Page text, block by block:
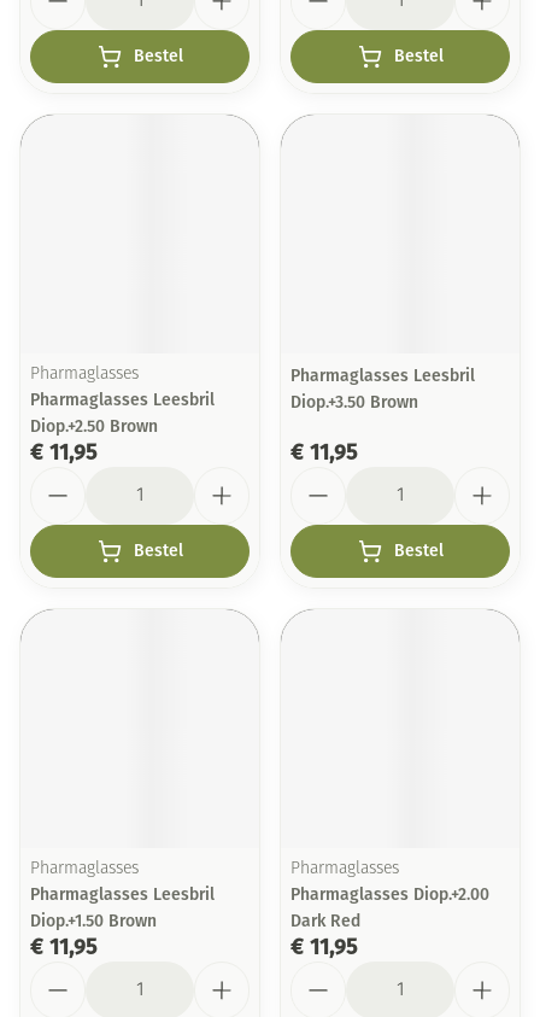
Bestel Bestel
Pharmaglasses
Pharmaglasses Leesbril
Diop.+2.50 Brown
€ 11,95
Bestel
Pharmaglasses Leesbril
Diop.+3.50 Brown
€ 11,95
Bestel
Pharmaglasses
Pharmaglasses Leesbril
Diop.+1.50 Brown
€ 11,95
Pharmaglasses
Pharmaglasses Diop.+2.00
Dark Red
€ 11,95